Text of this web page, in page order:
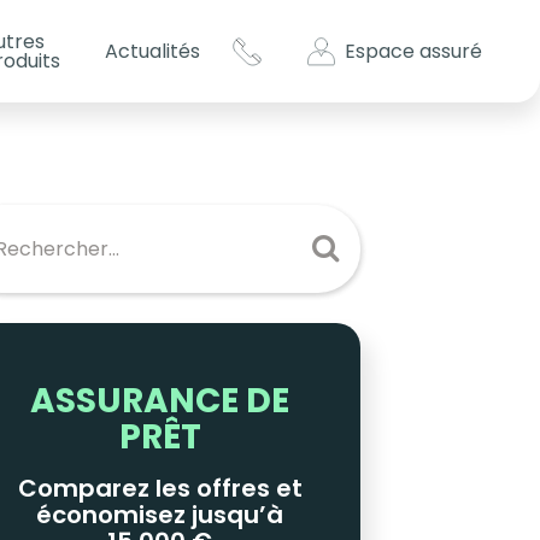
?
Actualités Espace assuré
ASSURANCE DE
PRÊT
Comparez les offres et
économisez jusqu’à